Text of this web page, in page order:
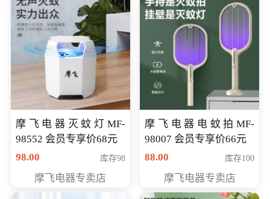
摩飞电器灭蚊灯MF-
98552 会员专享价68元
98.00
库存98
摩飞电器专卖店
摩飞电器电蚊拍MF-
98007 会员专享价66元
88.00
库存100
摩飞电器专卖店